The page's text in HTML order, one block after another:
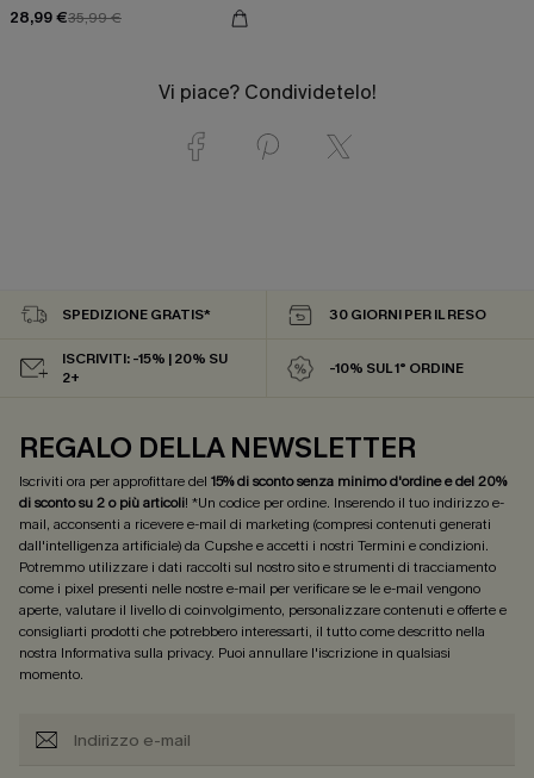
28,99 €35,99 €
Vi piace? Condividetelo!
SPEDIZIONE GRATIS* 30 GIORNI PER IL RESO
ISCRIVITI: -15% | 20% SU
2+
-10% SUL 1° ORDINE
REGALO DELLA NEWSLETTER
Iscriviti ora per approfittare del 15% di sconto senza minimo d'ordine e del 20%
di sconto su 2 o più articoli! *Un codice per ordine. Inserendo il tuo indirizzo e-
mail, acconsenti a ricevere e-mail di marketing (compresi contenuti generati
dall'intelligenza artificiale) da Cupshe e accetti i nostri Termini e condizioni.
Potremmo utilizzare i dati raccolti sul nostro sito e strumenti di tracciamento
come i pixel presenti nelle nostre e-mail per verificare se le e-mail vengono
aperte, valutare il livello di coinvolgimento, personalizzare contenuti e offerte e
consigliarti prodotti che potrebbero interessarti, il tutto come descritto nella
nostra Informativa sulla privacy. Puoi annullare l'iscrizione in qualsiasi
momento.